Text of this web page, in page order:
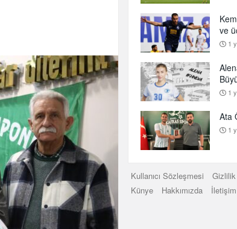
ve
1
1
Ata
1
Kullanıcı Sözleşmesi Gizlilik
Künye
Hakkımızda İletişim